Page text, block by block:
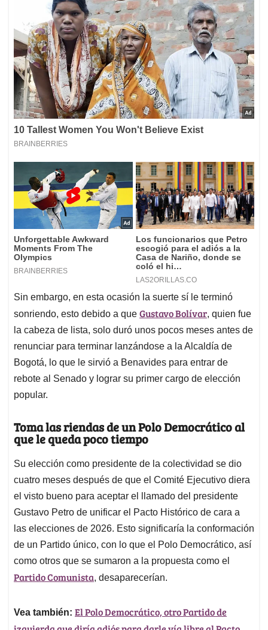
Sin embargo, en esta ocasión la suerte sí le terminó
sonriendo, esto debido a que Gustavo Bolívar, quien fue
la cabeza de lista, solo duró unos pocos meses antes de
renunciar para terminar lanzándose a la Alcaldía de
Bogotá, lo que le sirvió a Benavides para entrar de
rebote al Senado y lograr su primer cargo de elección
popular.
Toma las riendas de un Polo Democrático al
que le queda poco tiempo
Su elección como presidente de la colectividad se dio
cuatro meses después de que el Comité Ejecutivo diera
el visto bueno para aceptar el llamado del presidente
Gustavo Petro de unificar el Pacto Histórico de cara a
las elecciones de 2026. Esto significaría la conformación
de un Partido único, con lo que el Polo Democrático, así
como otros que se sumaron a la propuesta como el
Partido Comunista, desaparecerían.
Vea también: El Polo Democrático, otro Partido de